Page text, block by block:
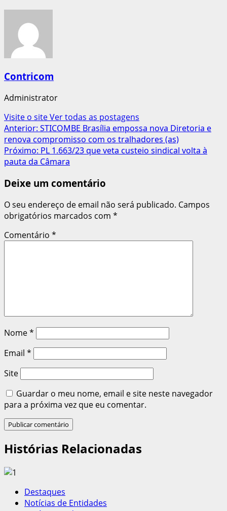
Contricom
Administrator
Visite o siteVer todas as postagens
Navegação
de
artigos
Anterior: STICOMBE Brasília empossa nova Diretoria e
renova compromisso com os tralhadores (as)
Próximo: PL 1.663/23 que veta custeio sindical volta à
pauta da Câmara
Deixe um comentário
O seu endereço de email não será publicado. Campos
obrigatórios marcados com *
Comentário *
Nome*
Email *
Site
Guardar o meu nome, email e site neste navegador
para a próxima vez que eu comentar.
Histórias Relacionadas
Destaques
Notícias de Entidades